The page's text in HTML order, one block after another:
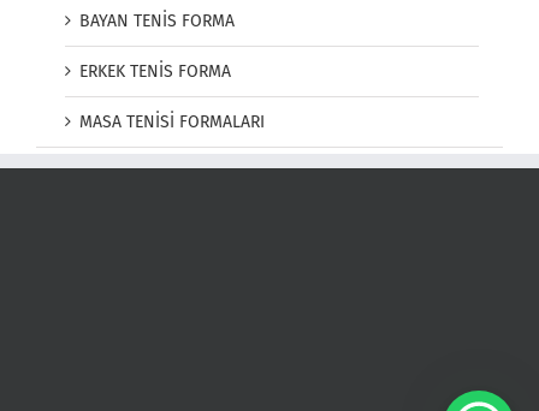
BAYAN TENİS FORMA
ERKEK TENİS FORMA
MASA TENİSİ FORMALARI